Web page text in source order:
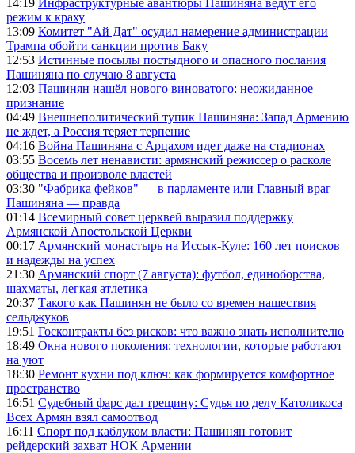
14:19 Инфраструктурные авантюры Пашиняна ведут его
режим к краху
13:09 Комитет "Ай Дат" осудил намерение администрации
Трампа обойти санкции против Баку
12:53 Истинные посылы постыдного и опасного послания
Пашиняна по случаю 8 августа
12:03 Пашинян нашёл нового виноватого: неожиданное
признание
04:49 Внешнеполитический тупик Пашиняна: Запад Армению
не ждет, а Россия теряет терпение
04:16 Война Пашиняна с Арцахом идет даже на стадионах
03:55 Восемь лет ненависти: армянский режиссер о расколе
общества и произволе властей
03:30 "Фабрика фейков" — в парламенте или Главный враг
Пашиняна — правда
01:14 Всемирный совет церквей выразил поддержку
Армянской Апостольской Церкви
00:17 Армянский монастырь на Иссык-Куле: 160 лет поисков
и надежды на успех
21:30 Армянский спорт (7 августа): футбол, единоборства,
шахматы, легкая атлетика
20:37 Такого как Пашинян не было со времен нашествия
сельджуков
19:51 Госконтракты без рисков: что важно знать исполнителю
18:49 Окна нового поколения: технологии, которые работают
на уют
18:30 Ремонт кухни под ключ: как формируется комфортное
пространство
16:51 Судебный фарс дал трещину: Судья по делу Католикоса
Всех Армян взял самоотвод
16:11 Спорт под каблуком власти: Пашинян готовит
рейдерский захват НОК Армении